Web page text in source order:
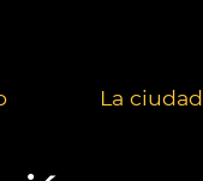
La ciudad